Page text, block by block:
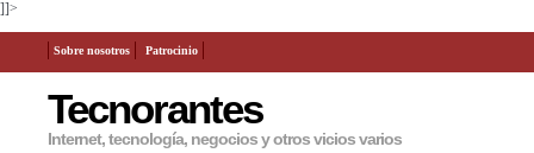
]]>
Tecnorantes
Internet, tecnología, negocios y otros vicios varios
Sobre nosotros Patrocinio